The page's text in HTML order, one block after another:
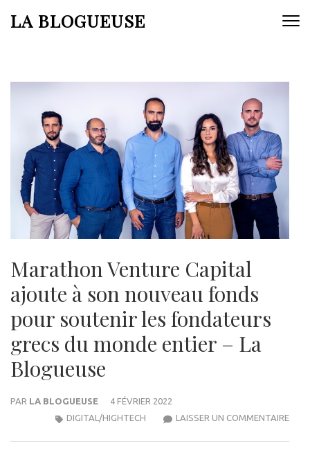
auLA BLOGUEUSE
Marathon Venture Capital
ajoute à son nouveau fonds
pour soutenir les fondateurs
grecs du monde entier – La
Blogueuse
PAR LA BLOGUEUSE
4 FÉVRIER 2022
LAISSER UN COMMENTAIRE
DIGITAL/HIGHTECH